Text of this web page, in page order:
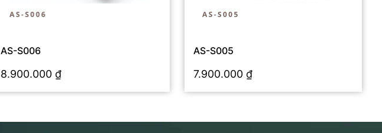
AS-S006
8.900.000 ₫
AS-S005
7.900.000 ₫